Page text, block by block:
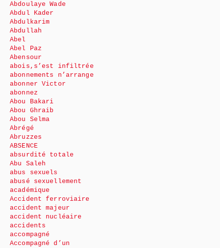
Abdoulaye Wade
Abdul Kader
Abdulkarim
Abdullah
Abel
Abel Paz
Abensour
abois,s’est infiltrée
abonnements n’arrange
abonner Victor
abonnez
Abou Bakari
Abou Ghraib
Abou Selma
Abrégé
Abruzzes
ABSENCE
absurdité totale
Abu Saleh
abus sexuels
abusé sexuellement
académique
Accident ferroviaire
accident majeur
accident nucléaire
accidents
accompagné
Accompagné d’un